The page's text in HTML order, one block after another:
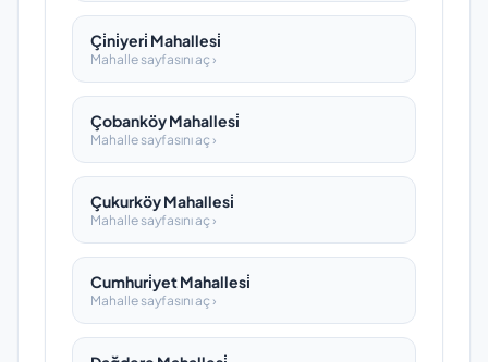
Çi̇ni̇yeri̇ Mahallesi̇
Mahalle sayfasını aç ›
Çobanköy Mahallesi̇
Mahalle sayfasını aç ›
Çukurköy Mahallesi̇
Mahalle sayfasını aç ›
Cumhuri̇yet Mahallesi̇
Mahalle sayfasını aç ›